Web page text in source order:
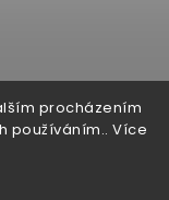
procházením
používáním.. Více